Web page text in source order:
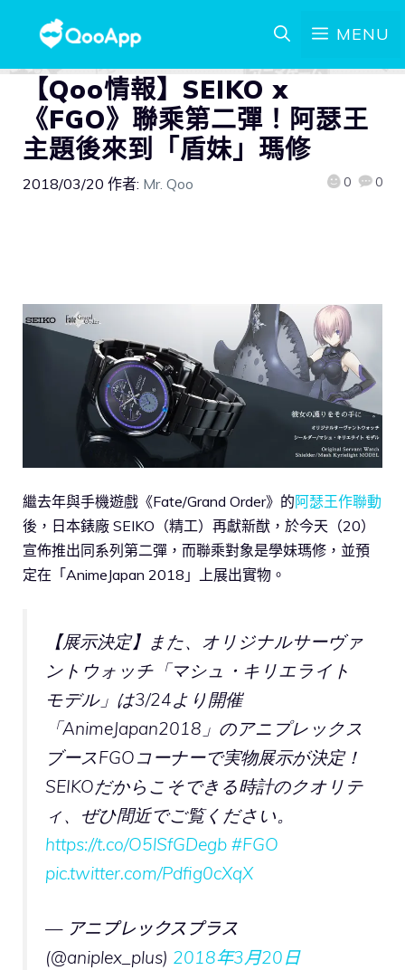
MENU
【Qoo情報】SEIKO x
《FGO》聯乘第二彈！阿瑟王
主題後來到「盾妹」瑪修
2018/03/20 作者: Mr. Qoo 0 0
繼去年與手機遊戲《Fate/Grand Order》的阿瑟王作聯動
後，日本錶廠 SEIKO（精工）再獻新猷，於今天（20）
宣佈推出同系列第二彈，而聯乘對象是學妹瑪修，並預
定在「AnimeJapan 2018」上展出實物。
【展示決定】また、オリジナルサーヴァ
ントウォッチ「マシュ・キリエライト
モデル」は3/24より開催
「AnimeJapan2018」のアニプレックス
ブースFGOコーナーで実物展示が決定！
SEIKOだからこそできる時計のクオリテ
ィ、ぜひ間近でご覧ください。
https://t.co/O5lSfGDegb #FGO
pic.twitter.com/Pdfig0cXqX
— アニプレックスプラス
(@aniplex_plus) 2018年3月20日